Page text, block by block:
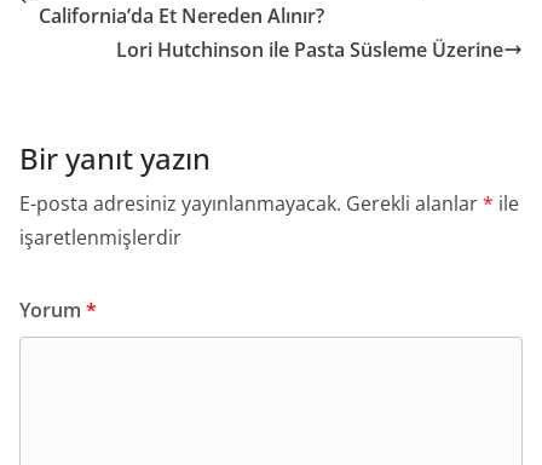
California’da Et Nereden Alınır?
Lori Hutchinson ile Pasta Süsleme Üzerine
Bir yanıt yazın
E-posta adresiniz yayınlanmayacak. Gerekli alanlar* ile
işaretlenmişlerdir
Yorum *